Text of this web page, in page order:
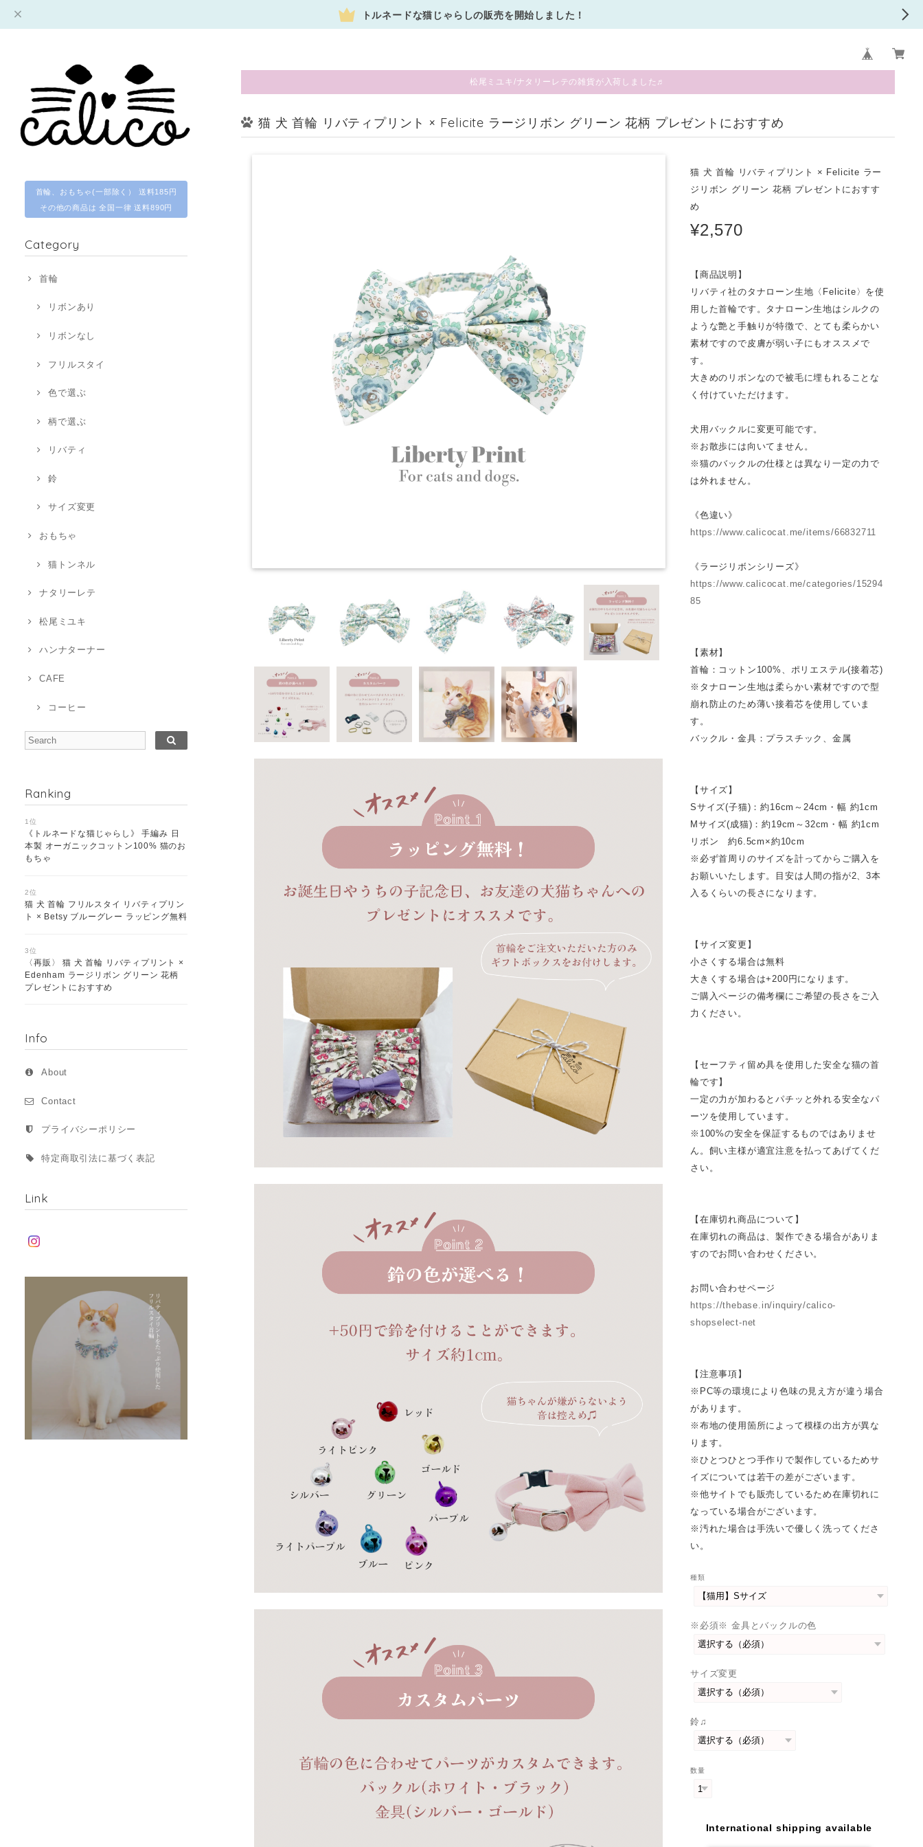
トルネードな猫じゃらしの販売を開始しました！
首輪、おもちゃ(一部除く） 送料185円
その他の商品は 全国一律 送料890円
Category
首輪
リボンあり
リボンなし
フリルスタイ
色で選ぶ
柄で選ぶ
リバティ
鈴
サイズ変更
おもちゃ
猫トンネル
ナタリーレテ
松尾ミユキ
ハンナターナー
CAFE
コーヒー
Ranking
1位
《トルネードな猫じゃらし》 手編み 日
本製 オーガニックコットン100% 猫のお
もちゃ
2位
猫 犬 首輪 フリルスタイ リバティプリン
ト × Betsy ブルーグレー ラッピング無料
3位
〈再販〉 猫 犬 首輪 リバティプリント ×
Edenham ラージリボン グリーン 花柄
プレゼントにおすすめ
Info
About
Contact
プライバシーポリシー
特定商取引法に基づく表記
Link
松尾ミユキ/ナタリーレテの雑貨が入荷しました♬
猫 犬 首輪 リバティプリント × Felicite ラージリボン グリーン 花柄 プレゼントにおすすめ
猫 犬 首輪 リバティプリント × Felicite ラー
ジリボン グリーン 花柄 プレゼントにおすす
め
¥2,570
【商品説明】
リバティ社のタナローン生地〈Felicite〉を使
用した首輪です。タナローン生地はシルクの
ような艶と手触りが特徴で、とても柔らかい
素材ですので皮膚が弱い子にもオススメで
す。
大きめのリボンなので被毛に埋もれることな
く付けていただけます。
犬用バックルに変更可能です。
※お散歩には向いてません。
※猫のバックルの仕様とは異なり一定の力で
は外れません。
《色違い》
https://www.calicocat.me/items/66832711
《ラージリボンシリーズ》
https://www.calicocat.me/categories/15294
85
【素材】
首輪：コットン100%、ポリエステル(接着芯)
※タナローン生地は柔らかい素材ですので型
崩れ防止のため薄い接着芯を使用していま
す。
バックル・金具：プラスチック、金属
【サイズ】
Sサイズ(子猫)：約16cm～24cm・幅 約1cm
Mサイズ(成猫)：約19cm～32cm・幅 約1cm
リボン 約6.5cm×約10cm
※必ず首周りのサイズを計ってからご購入を
お願いいたします。目安は人間の指が2、3本
入るくらいの長さになります。
【サイズ変更】
小さくする場合は無料
大きくする場合は+200円になります。
ご購入ページの備考欄にご希望の長さをご入
力ください。
【セーフティ留め具を使用した安全な猫の首
輪です】
一定の力が加わるとパチッと外れる安全なパ
ーツを使用しています。
※100%の安全を保証するものではありませ
ん。飼い主様が適宜注意を払ってあげてくだ
さい。
【在庫切れ商品について】
在庫切れの商品は、製作できる場合がありま
すのでお問い合わせください。
お問い合わせページ
https://thebase.in/inquiry/calico-
shopselect-net
【注意事項】
※PC等の環境により色味の見え方が違う場合
があります。
※布地の使用箇所によって模様の出方が異な
ります。
※ひとつひとつ手作りで製作しているためサ
イズについては若干の差がございます。
※他サイトでも販売しているため在庫切れに
なっている場合がございます。
※汚れた場合は手洗いで優しく洗ってくださ
い。
種類
※必須※ 金具とバックルの色
サイズ変更
鈴♫
数量
International shipping available